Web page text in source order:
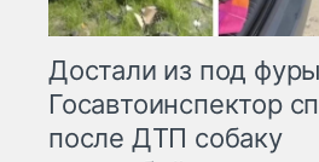
Достали из под
Госавтоинспектор
после ДТП собаку